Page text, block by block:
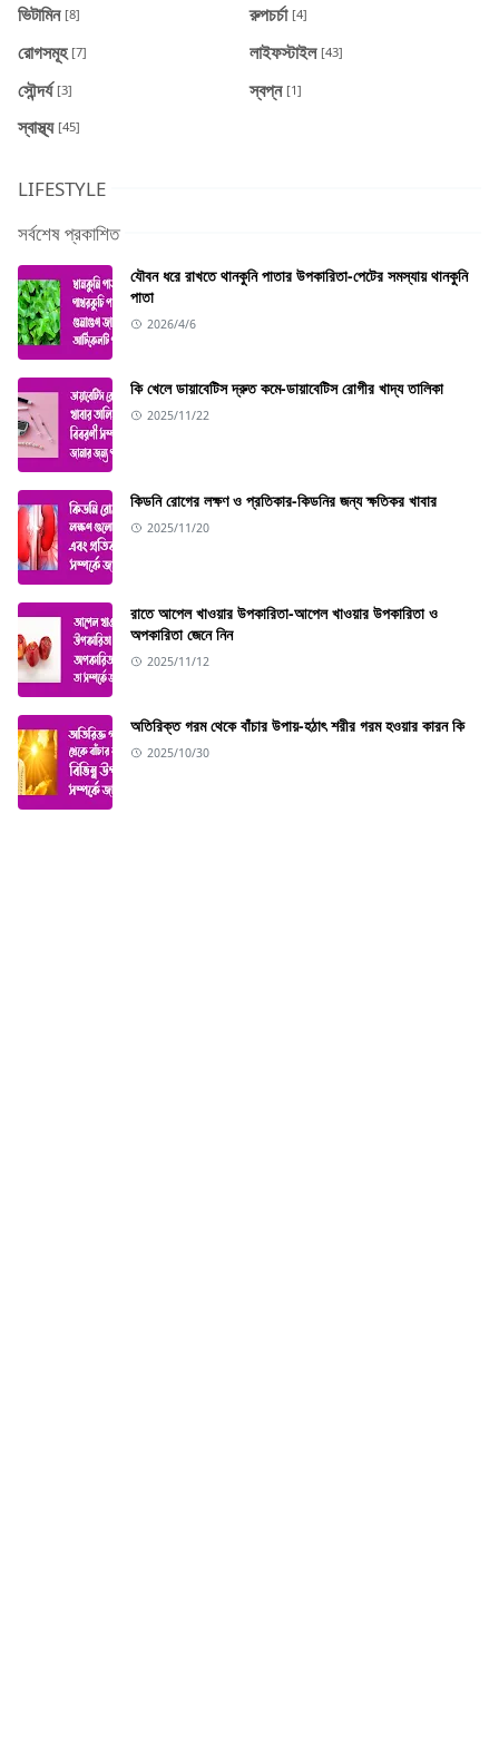
ভিটামিন [8] রুপচর্চা [4]
রোগসমূহ [7] লাইফস্টাইল [43]
সৌন্দর্য [3] স্বপ্ন [1]
স্বাস্থ্য [45]
LIFESTYLE
সর্বশেষ প্রকাশিত
যৌবন ধরে রাখতে থানকুনি পাতার উপকারিতা-পেটের সমস্যায় থানকুনি
পাতা
2026/4/6
কি খেলে ডায়াবেটিস দ্রুত কমে-ডায়াবেটিস রোগীর খাদ্য তালিকা
2025/11/22
কিডনি রোগের লক্ষণ ও প্রতিকার-কিডনির জন্য ক্ষতিকর খাবার
2025/11/20
রাতে আপেল খাওয়ার উপকারিতা-আপেল খাওয়ার উপকারিতা ও
অপকারিতা জেনে নিন
2025/11/12
অতিরিক্ত গরম থেকে বাঁচার উপায়-হঠাৎ শরীর গরম হওয়ার কারন কি
2025/10/30